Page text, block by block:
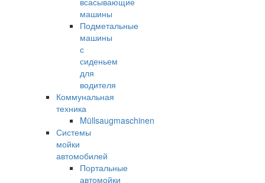
машины
Подметальные
машины
с
сиденьем
для
водителя
Коммунальная
техника
Müllsaugmaschinen
Системы
мойки
автомобилей
Портальные
автомойки